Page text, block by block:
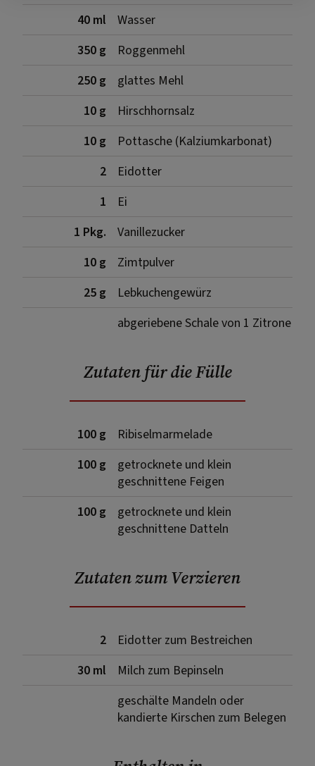
40 ml
Wasser
350 g
Roggenmehl
250 g
glattes Mehl
10 g
Hirschhornsalz
10 g
Pottasche (Kalziumkarbonat)
2
Eidotter
1
Ei
1 Pkg.
Vanillezucker
10 g
Zimtpulver
25 g
Lebkuchengewürz
abgeriebene Schale von 1 Zitrone
Zutaten für die Fülle
100 g
Ribiselmarmelade
100 g
getrocknete und klein
geschnittene Feigen
100 g
getrocknete und klein
geschnittene Datteln
Zutaten zum Verzieren
2
Eidotter zum Bestreichen
30 ml
Milch zum Bepinseln
geschälte Mandeln oder
kandierte Kirschen zum Belegen